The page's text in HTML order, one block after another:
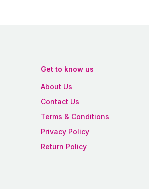
Get to know us
About Us
Contact Us
Terms & Conditions
Privacy Policy
Return Policy